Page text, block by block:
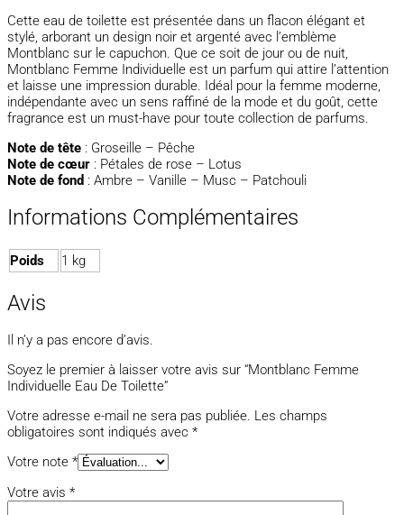
Cette eau de toilette est présentée dans un flacon élégant et
stylé, arborant un design noir et argenté avec l’emblème
Montblanc sur le capuchon. Que ce soit de jour ou de nuit,
Montblanc Femme Individuelle est un parfum qui attire l’attention
et laisse une impression durable. Idéal pour la femme moderne,
indépendante avec un sens raffiné de la mode et du goût, cette
fragrance est un must-have pour toute collection de parfums.
Note de tête : Groseille – Pêche
Note de cœur : Pétales de rose – Lotus
Note de fond : Ambre – Vanille – Musc – Patchouli
Informations Complémentaires
Poids 1 kg
Avis
Il n’y a pas encore d’avis.
Soyez le premier à laisser votre avis sur “Montblanc Femme
Individuelle Eau De Toilette”
Votre adresse e-mail ne sera pas publiée. Les champs
obligatoires sont indiqués avec *
Votre note *
Votre avis *